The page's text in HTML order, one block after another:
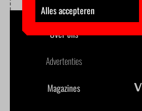
Over ons
Advertenties
Magazines
Alles accepteren